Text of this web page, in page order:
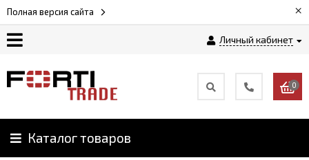
Полная версия сайта ×
Личный кабинет
0
Каталог товаров